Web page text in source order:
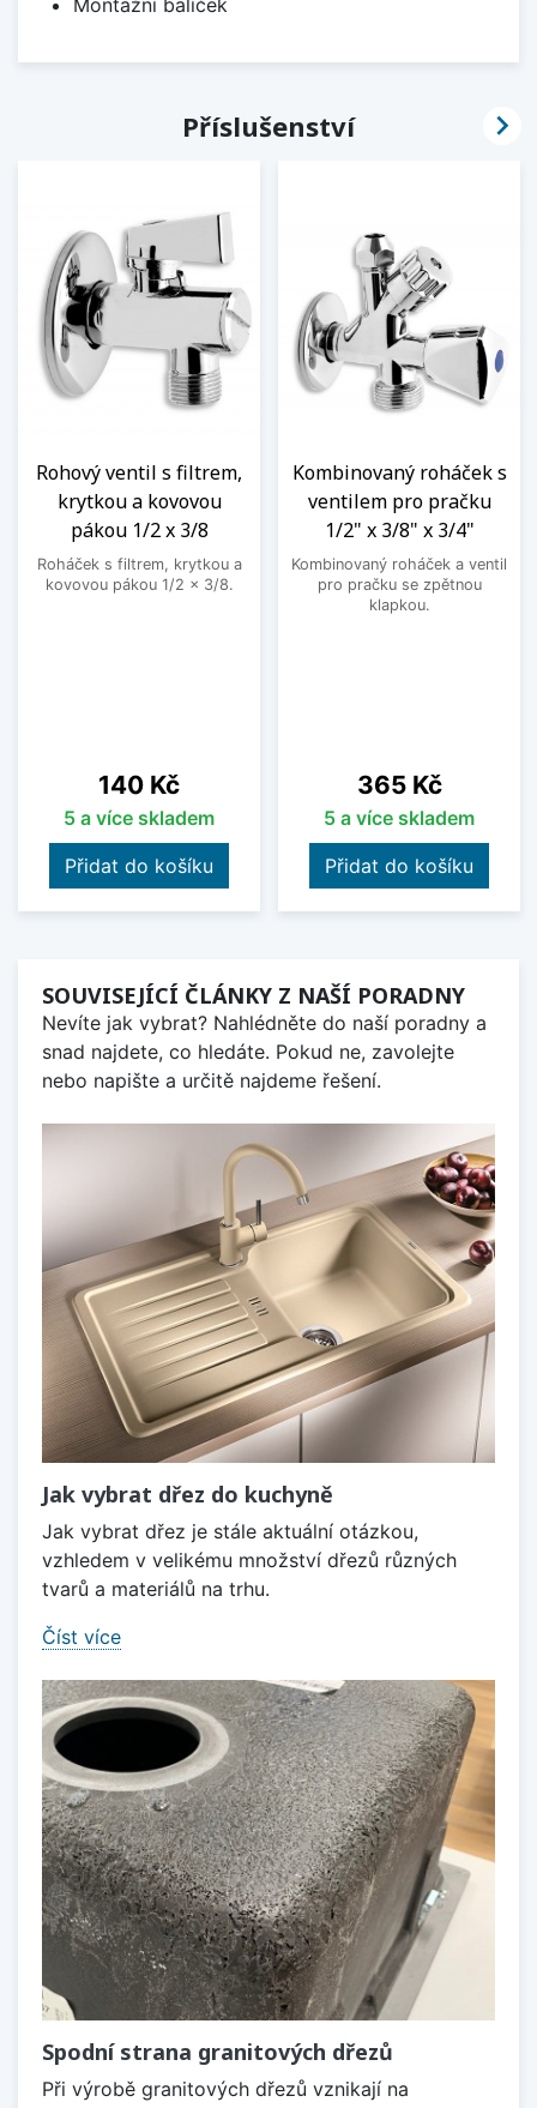
Montážní balíček
Příslušenství
Rohový ventil s filtrem,
krytkou a kovovou
pákou 1/2 x 3/8
Roháček s filtrem, krytkou a
kovovou pákou 1/2 x 3/8.
Cena
140 Kč
5 a více skladem
Přidat do košíku
Kombinovaný roháček s
ventilem pro pračku
1/2" x 3/8" x 3/4"
Kombinovaný roháček a ventil
pro pračku se zpětnou
klapkou.
Cena
365 Kč
5 a více skladem
Přidat do košíku

SOUVISEJÍCÍ ČLÁNKY Z NAŠÍ PORADNY
Nevíte jak vybrat? Nahlédněte do naší poradny a
snad najdete, co hledáte. Pokud ne, zavolejte
nebo napište a určitě najdeme řešení.
Jak vybrat dřez do kuchyně
Jak vybrat dřez je stále aktuální otázkou,
vzhledem v velikému množství dřezů různých
tvarů a materiálů na trhu.
Číst více
Spodní strana granitových dřezů
Při výrobě granitových dřezů vznikají na